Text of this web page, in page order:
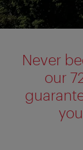
Never
our